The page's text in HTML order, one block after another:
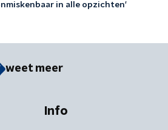
in alle opzichten'
weet meer
Info